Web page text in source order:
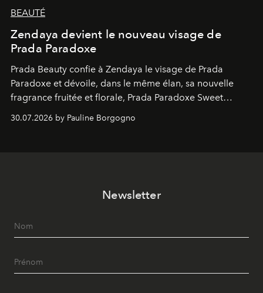
BEAUTÉ
Zendaya devient le nouveau visage de
Prada Paradoxe
Prada Beauty confie à Zendaya le visage de Prada
Paradoxe et dévoile, dans le même élan, sa nouvelle
fragrance fruitée et florale, Prada Paradoxe Sweet
Chemistry Eau de Parfum.
30.07.2026 by Pauline Borgogno
Newsletter